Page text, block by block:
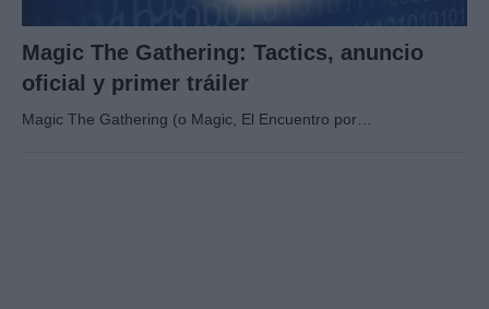
Magic The Gathering: Tactics, anuncio
oficial y primer tráiler
Magic The Gathering (o Magic, El Encuentro por…